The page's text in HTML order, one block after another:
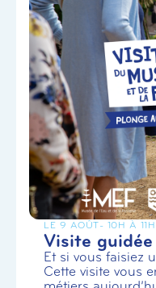
LE 9 AOÛT- 10H À 11H
Visite guidée
Et si vous faisiez
Cette visite vous